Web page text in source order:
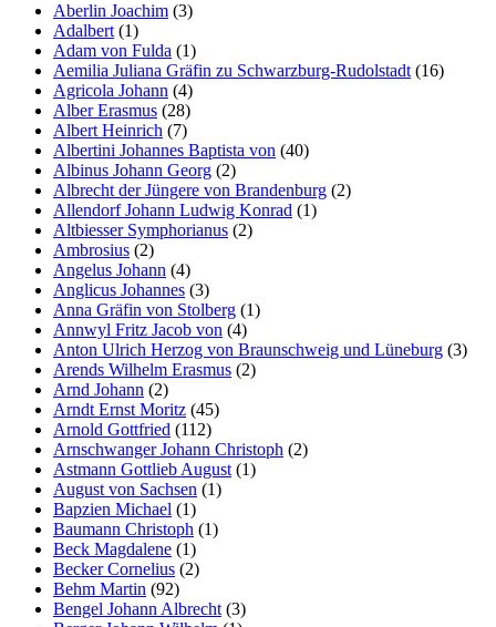
Aberlin Joachim (3)
Adalbert (1)
Adam von Fulda (1)
Aemilia Juliana Gräfin zu Schwarzburg-Rudolstadt (16)
Agricola Johann (4)
Alber Erasmus (28)
Albert Heinrich (7)
Albertini Johannes Baptista von (40)
Albinus Johann Georg (2)
Albrecht der Jüngere von Brandenburg (2)
Allendorf Johann Ludwig Konrad (1)
Altbiesser Symphorianus (2)
Ambrosius (2)
Angelus Johann (4)
Anglicus Johannes (3)
Anna Gräfin von Stolberg (1)
Annwyl Fritz Jacob von (4)
Anton Ulrich Herzog von Braunschweig und Lüneburg (3)
Arends Wilhelm Erasmus (2)
Arnd Johann (2)
Arndt Ernst Moritz (45)
Arnold Gottfried (112)
Arnschwanger Johann Christoph (2)
Astmann Gottlieb August (1)
August von Sachsen (1)
Bapzien Michael (1)
Baumann Christoph (1)
Beck Magdalene (1)
Becker Cornelius (2)
Behm Martin (92)
Bengel Johann Albrecht (3)